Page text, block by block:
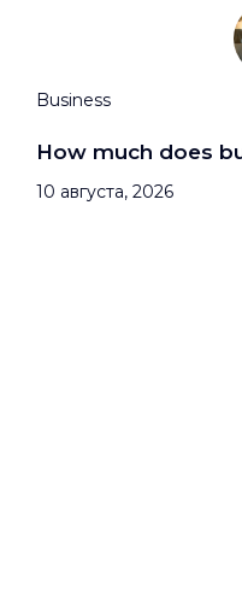
Business
How much does
10 августа, 2026